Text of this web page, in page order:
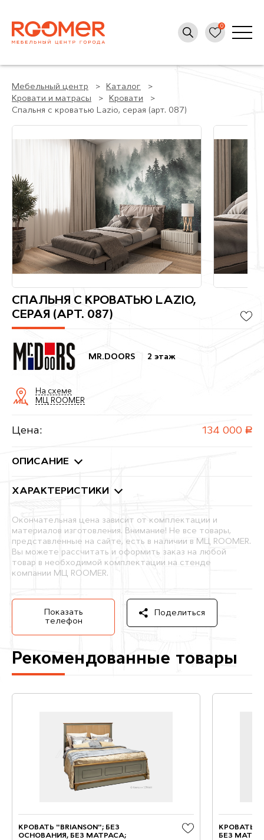
Мебельный центр
Каталог
Кровати и матрасы
Кровати
Спальня с кроватью Lazio, серая (арт. 087)
СПАЛЬНЯ С КРОВАТЬЮ LAZIO,
СЕРАЯ (АРТ. 087)
MR.DOORS 2 этаж
На схеме
МЦ ROOMER
Цена: 134 000 руб.
ОПИСАНИЕ
ХАРАКТЕРИСТИКИ
Окончательная цена зависит от комплектации и
материалов изготовления. Внимание! Не все товары,
представленные на сайте, есть в наличии в МЦ ROOMER.
Вы можете рассчитать и оформить заказ на любой
товар в необходимой комплектации на стенде
компании МЦ ROOMER.
Показать
телефон
Поделиться
Рекомендованные товары
КРОВАТЬ "BRIANSON"; БЕЗ
ОСНОВАНИЯ, БЕЗ МАТРАСА;
КРОВАТЬ
БЕЗ